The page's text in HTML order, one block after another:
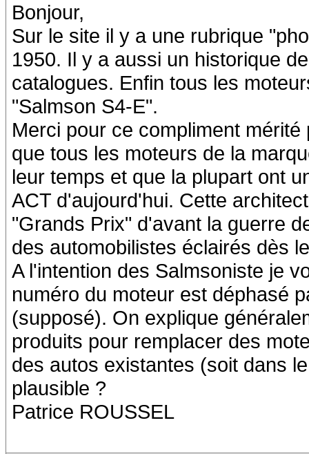
Bonjour,
Sur le site il y a une rubrique
1950. Il y a aussi un historique
catalogues. Enfin tous les
"Salmson S4-E".
Merci pour ce compliment
que tous les moteurs de la
leur temps et que la plupart ont
ACT d'aujourd'hui. Cette
"Grands Prix" d'avant la guerre
des automobilistes éclairés dès
A l'intention des Salmsoniste je
numéro du moteur est déphasé
(supposé). On explique
produits pour remplacer des
des autos existantes (soit dans
plausible ?
Patrice ROUSSEL